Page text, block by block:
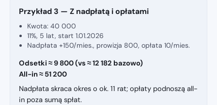
Przykład 3 — Z nadpłatą i opłatami
Kwota: 40 000
11%, 5 lat, start 1.01.2026
Nadpłata +150/mies., prowizja 800, opłata 10/mies.
Odsetki ≈ 9 800 (vs ≈ 12 182 bazowo)
All-in ≈ 51 200
Nadpłata skraca okres o ok. 11 rat; opłaty podnoszą all-
in poza sumą spłat.